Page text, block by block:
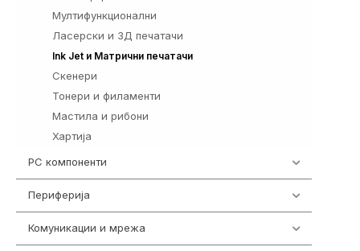
Мултифункционални
Ласерски и 3Д печатачи
Ink Jet и Матрични печатачи
Скенери
Тонери и филаменти
Мастила и рибони
Хартија
PC компоненти
Периферија
Комуникации и мрежа